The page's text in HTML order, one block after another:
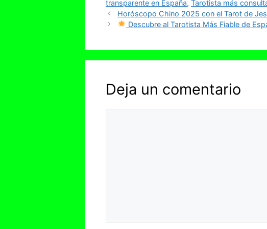
transparente en España, Tarotista más
Horóscopo Chino 2025 con el Tarot de
Descubre al Tarotista Más Fiable de
Deja un comentario